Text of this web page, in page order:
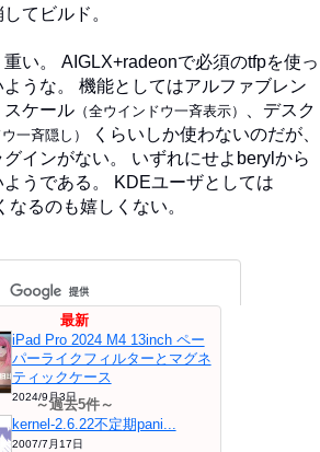
てビルド。
い。 AIGLX+radeonで必須のtfpを使っ
うな。 機能としてはアルファブレン
スケール （全ウインドウ一斉表示）
、デスク
一斉隠し）
くらいしか使わないのだが、
インがない。 いずれにせよberylから
うである。 KDEユーザとしては
るのも嬉しくない。
最新
iPad Pro 2024 M4 13inch ペー
パーライクフィルターとマグネ
ティックケース
2024/9月3日
～過去5件～
kernel-2.6.22不定期pani...
2007/7月17日